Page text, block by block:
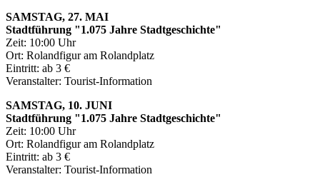
SAMSTAG, 27. MAI
Stadtführung "1.075 Jahre Stadtgeschichte"
Zeit: 10:00 Uhr
Ort: Rolandfigur am Rolandplatz
Eintritt: ab 3 €
Veranstalter: Tourist-Information
SAMSTAG, 10. JUNI
Stadtführung "1.075 Jahre Stadtgeschichte"
Zeit: 10:00 Uhr
Ort: Rolandfigur am Rolandplatz
Eintritt: ab 3 €
Veranstalter: Tourist-Information